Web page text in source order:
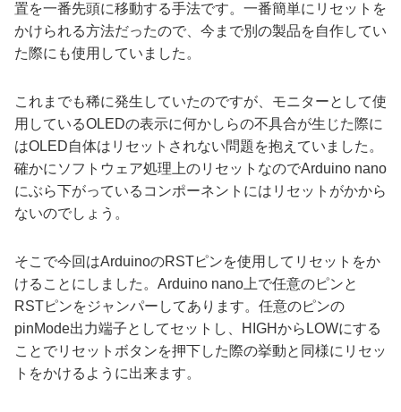
置を一番先頭に移動する手法です。一番簡単にリセットを
かけられる方法だったので、今まで別の製品を自作してい
た際にも使用していました。
これまでも稀に発生していたのですが、モニターとして使
用しているOLEDの表示に何かしらの不具合が生じた際に
はOLED自体はリセットされない問題を抱えていました。
確かにソフトウェア処理上のリセットなのでArduino nano
にぶら下がっているコンポーネントにはリセットがかから
ないのでしょう。
そこで今回はArduinoのRSTピンを使用してリセットをか
けることにしました。Arduino nano上で任意のピンと
RSTピンをジャンパーしてあります。任意のピンの
pinMode出力端子としてセットし、HIGHからLOWにする
ことでリセットボタンを押下した際の挙動と同様にリセッ
トをかけるように出来ます。